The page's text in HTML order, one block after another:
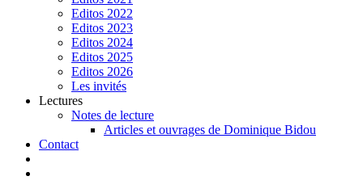
Editos 2022
Editos 2023
Editos 2024
Editos 2025
Editos 2026
Les invités
Lectures
Notes de lecture
Articles et ouvrages de Dominique Bidou
Contact